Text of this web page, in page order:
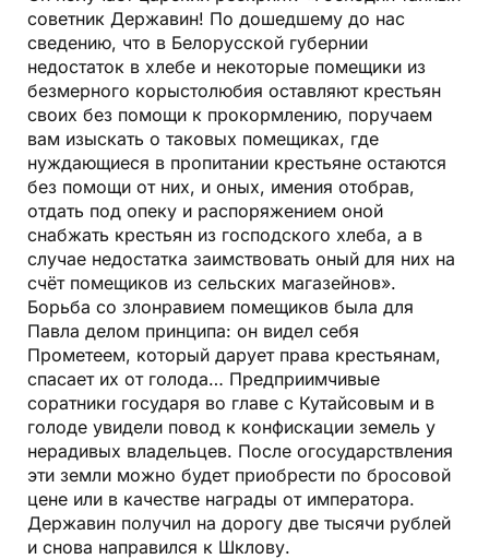
советник Державин! По дошедшему до нас
сведению, что в Белорусской губернии
недостаток в хлебе и некоторые помещики из
безмерного корыстолюбия оставляют крестьян
своих без помощи к прокормлению, поручаем
вам изыскать о таковых помещиках, где
нуждающиеся в пропитании крестьяне остаются
без помощи от них, и оных, имения отобрав,
отдать под опеку и распоряжением оной
снабжать крестьян из господского хлеба, а в
случае недостатка заимствовать оный для них на
счёт помещиков из сельских магазейнов».
Борьба со злонравием помещиков была для
Павла делом принципа: он видел себя
Прометеем, который дарует права крестьянам,
спасает их от голода… Предприимчивые
соратники государя во главе с Кутайсовым и в
голоде увидели повод к конфискации земель у
нерадивых владельцев. После огосударствления
эти земли можно будет приобрести по бросовой
цене или в качестве награды от императора.
Державин получил на дорогу две тысячи рублей
и снова направился к Шклову.